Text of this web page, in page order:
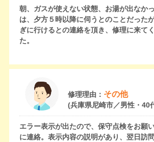
朝、ガスが使えない状態、お湯が出なか
は、夕方５時以降に伺うとのことだった
ぎに行けるとの連絡を頂き、修理に来て
た。
修理理由： その他
(兵庫県尼崎市／男性・40
エラー表示が出たので、保守点検をお願
に連絡。表示内容の説明があり、翌日訪